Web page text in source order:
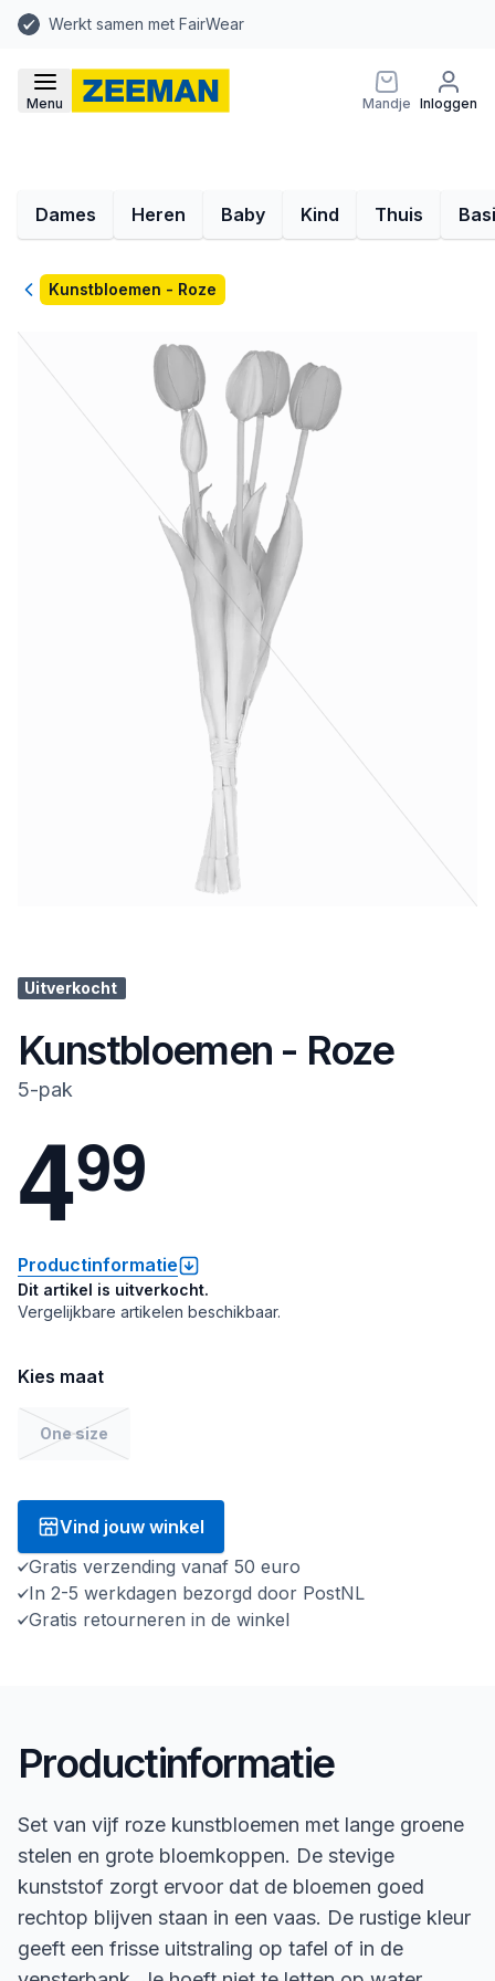
Werkt samen met FairWear
Menu Mandje Inloggen
Dames Heren Baby Kind Thuis
TerugKunstbloemen - Roze
Uitverkocht
Kunstbloemen - Roze
5-pak
499
Productinformatie
Dit artikel is uitverkocht.
Vergelijkbare artikelen beschikbaar.
Kies maat
One size
Vind jouw winkel
Gratis verzending vanaf 50 euro
In 2-5 werkdagen bezorgd door PostNL
Gratis retourneren in de winkel
Productinformatie
Set van vijf roze kunstbloemen met lange groene
stelen en grote bloemkoppen. De stevige
kunststof zorgt ervoor dat de bloemen goed
rechtop blijven staan in een vaas. De rustige kleur
geeft een frisse uitstraling op tafel of in de